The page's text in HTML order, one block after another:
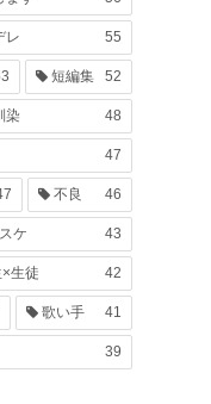
レ 55
短編集 52
染 48
47
不良 46
ケ 43
生徒 42
歌い手 41
39